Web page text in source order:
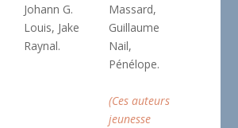
Johann G.
Louis, Jake
Raynal.
Massard,
Guillaume
Nail,
Pénélope.
(Ces auteurs
jeunesse